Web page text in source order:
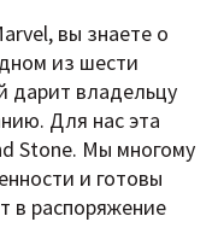
вы знаете о
из шести
дарит владельцу
Для нас эта
Stone. Мы многому
и готовы
в распоряжение